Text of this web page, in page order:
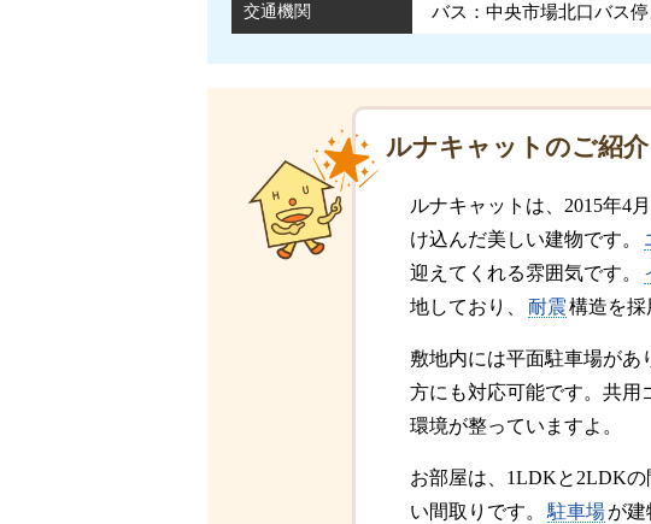
交通機関 バス：中央市場北口バス
ルナキャットのご紹介
ルナキャットは、2015年4
け込んだ美しい建物です。
迎えてくれる雰囲気です。
地しており、
耐震構造を採
敷地内には平面駐車場があ
方にも対応可能です。共用
環境が整っていますよ。
お部屋は、1LDKと2LDK
い間取りです。
駐車場が建